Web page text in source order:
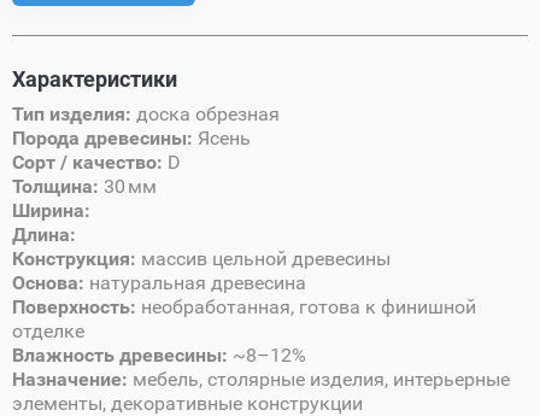
Характеристики
Тип изделия: доска обрезная
Порода древесины: Ясень
Сорт / качество: D
Толщина: 30 мм
Ширина:
Длина:
Конструкция: массив цельной древесины
Основа: натуральная древесина
Поверхность: необработанная, готова к финишной
отделке
Влажность древесины: ~8–12%
Назначение: мебель, столярные изделия, интерьерные
элементы, декоративные конструкции